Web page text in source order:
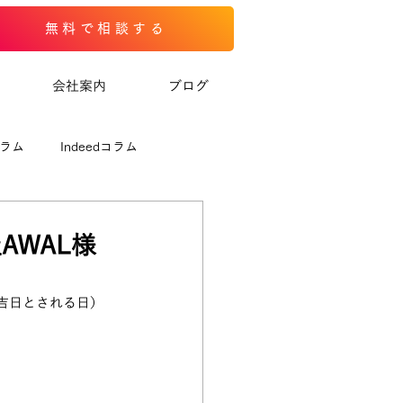
無料で相談する
会社案内 ブログ
ム Indeedコラム
様
とされる日）